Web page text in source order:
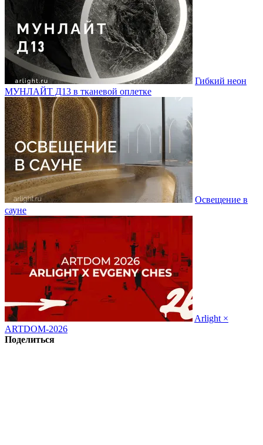
Гибкий неон
МУНЛАЙТ Д13 в тканевой оплетке
Освещение в
сауне
Arlight ×
ARTDOM-2026
Поделиться